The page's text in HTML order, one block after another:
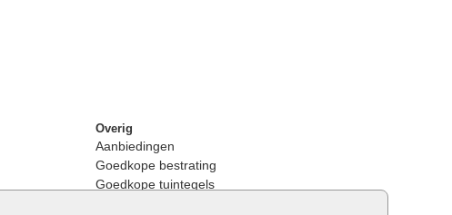
Overig
Aanbiedingen
Goedkope bestrating
Goedkope tuintegels